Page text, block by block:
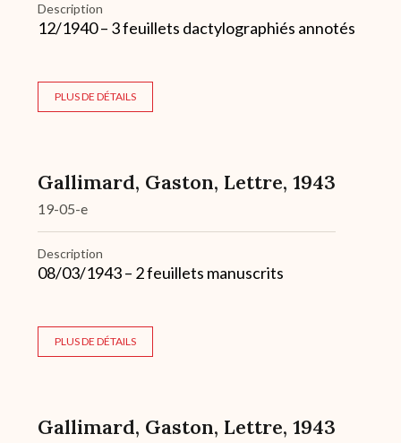
Description
12/1940 – 3 feuillets dactylographiés annotés
PLUS DE DÉTAILS
Gallimard, Gaston, Lettre, 1943
19-05-e
Description
08/03/1943 – 2 feuillets manuscrits
PLUS DE DÉTAILS
Gallimard, Gaston, Lettre, 1943